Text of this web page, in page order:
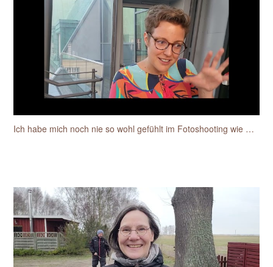
Ich habe mich noch nie so wohl gefühlt im Fotoshooting wie mit Sylke